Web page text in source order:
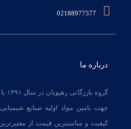
درباره ما
جهت تامین مواد اولیه صنایع
کیفیت و مناسبترین قیمت از